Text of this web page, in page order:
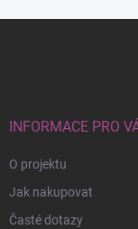
INFORMACE PRO
O projektu
Jak nakupovat
Časté dotazy